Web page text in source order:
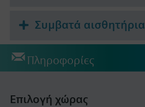
Συμβατά αισθητήρια
Πληροφορίες
Επιλογή χώρας